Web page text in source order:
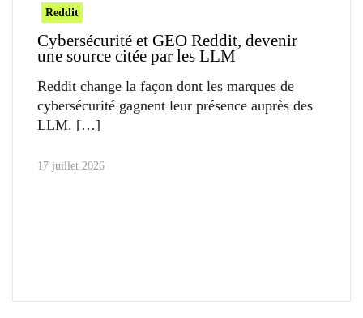
Reddit
Cybersécurité et GEO Reddit, devenir
une source citée par les LLM
Reddit change la façon dont les marques de
cybersécurité gagnent leur présence auprès des
LLM.
17 juillet 2026